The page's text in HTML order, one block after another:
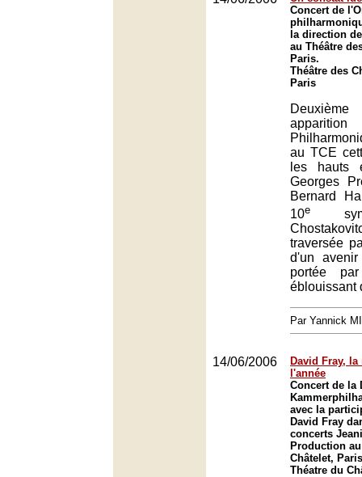
Concert de
la direction
au Théâtre
Paris.
Théâtre des
Paris
au TCE
les hauts
Georges
Bernard
10e
traversée
d'un
portée
éblouissant
Par Yannick
14/06/2006
David Fray,
l'année
Concert de la
avec la
David Fray
concerts
Production
Châtelet,
Théatre du